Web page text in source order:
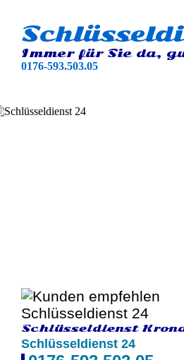
Immer für Sie da,
0176-593.503.05
Schlüsseldienst
Schlüsseldienst 24